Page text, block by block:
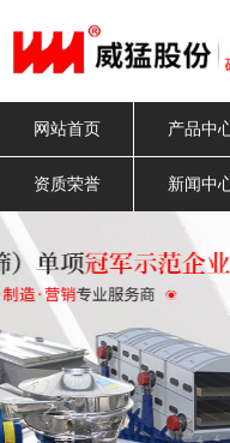
网站首页 产品中
资质荣誉 新闻中